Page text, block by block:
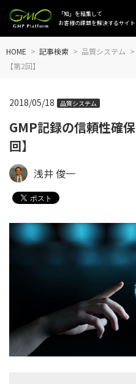
「知」を結集して
お客様の課題を解決するサイト
HOME 記事検索 品質システム
【第2回】
GMP記録の信頼性確
回】
2018/05/18 品質システム
浅井 俊一